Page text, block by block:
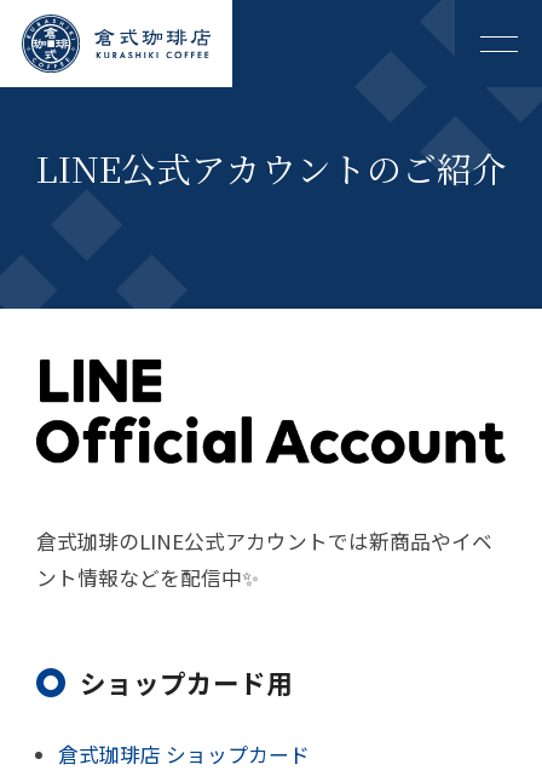
LINE公式アカウントのご紹介
倉式珈琲のLINE公式アカウントでは新商品やイベ
ント情報などを配信中✨
ショップカード用
倉式珈琲店 ショップカード